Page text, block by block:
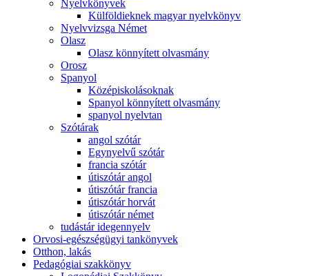
Nyelvkönyvek
Külföldieknek magyar nyelvkönyv
Nyelvvizsga Német
Olasz
Olasz könnyített olvasmány
Orosz
Spanyol
Középiskolásoknak
Spanyol könnyített olvasmány
spanyol nyelvtan
Szótárak
angol szótár
Egynyelvű szótár
francia szótár
útiszótár angol
útiszótár francia
útiszótár horvát
útiszótár német
tudástár idegennyelv
Orvosi-egészségügyi tankönyvek
Otthon, lakás
Pedagógiai szakkönyv